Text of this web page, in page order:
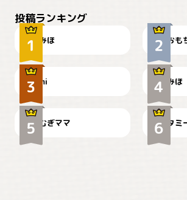
投稿ランキング
みほ おも
可愛い？
mi
見てるぞ
みほ
🌻とむぎ！
むぎママ
ドーベル
て
タミ